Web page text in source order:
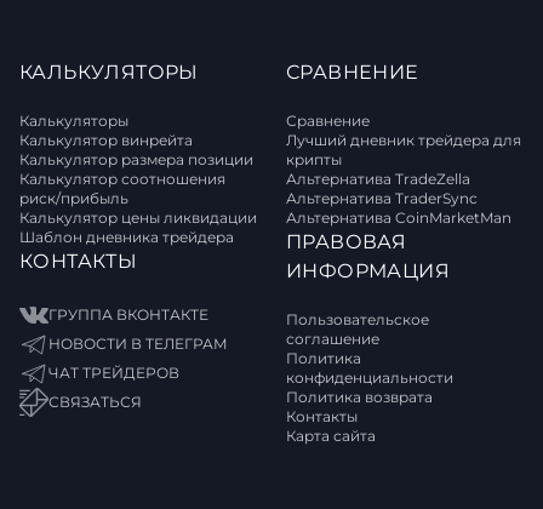
КАЛЬКУЛЯТОРЫ
Калькуляторы
Калькулятор винрейта
Калькулятор размера позиции
Калькулятор соотношения
риск/прибыль
Калькулятор цены ликвидации
Шаблон дневника трейдера
КОНТАКТЫ
ГРУППА ВКОНТАКТЕ
НОВОСТИ В ТЕЛЕГРАМ
ЧАТ ТРЕЙДЕРОВ
СВЯЗАТЬСЯ
СРАВНЕНИЕ
Сравнение
Лучший дневник трейдера для
крипты
Альтернатива TradeZella
Альтернатива TraderSync
Альтернатива CoinMarketMan
ПРАВОВАЯ
ИНФОРМАЦИЯ
Пользовательское
соглашение
Политика
конфиденциальности
Политика возврата
Контакты
Карта сайта